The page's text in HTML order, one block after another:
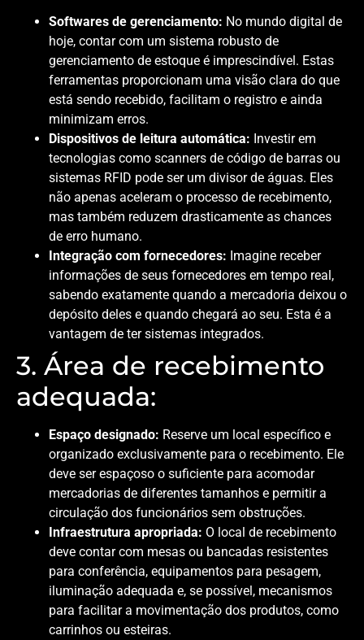
Softwares de gerenciamento: No mundo digital de
hoje, contar com um sistema robusto de
gerenciamento de estoque é imprescindível. Estas
ferramentas proporcionam uma visão clara do que
está sendo recebido, facilitam o registro e ainda
minimizam erros.
Dispositivos de leitura automática: Investir em
tecnologias como scanners de código de barras ou
sistemas RFID pode ser um divisor de águas. Eles
não apenas aceleram o processo de recebimento,
mas também reduzem drasticamente as chances
de erro humano.
Integração com fornecedores: Imagine receber
informações de seus fornecedores em tempo real,
sabendo exatamente quando a mercadoria deixou o
depósito deles e quando chegará ao seu. Esta é a
vantagem de ter sistemas integrados.
3. Área de recebimento
adequada:
Espaço designado: Reserve um local específico e
organizado exclusivamente para o recebimento. Ele
deve ser espaçoso o suficiente para acomodar
mercadorias de diferentes tamanhos e permitir a
circulação dos funcionários sem obstruções.
Infraestrutura apropriada: O local de recebimento
deve contar com mesas ou bancadas resistentes
para conferência, equipamentos para pesagem,
iluminação adequada e, se possível, mecanismos
para facilitar a movimentação dos produtos, como
carrinhos ou esteiras.